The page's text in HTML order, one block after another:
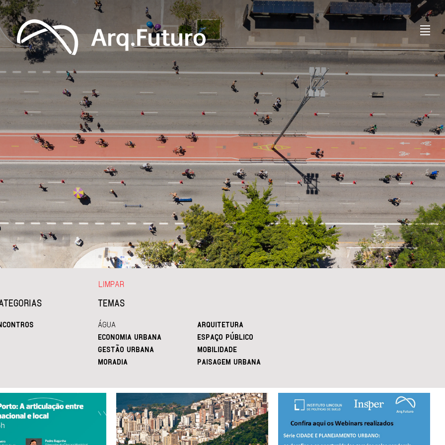
TEMAS
ÁGUA
ARQUITETURA
ECONOMIA URBANA
ESPAÇO PÚBLICO
GESTÃO URBANA
MOBILIDADE
MORADIA
PAISAGEM URBANA
LIMPAR